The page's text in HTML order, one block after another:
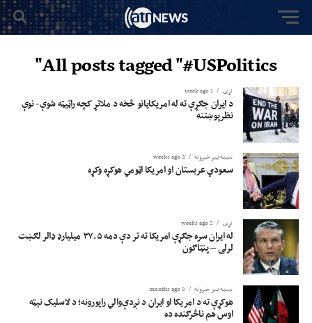
All posts tagged "#USPolitics"
نړۍ 1 week ago
د ایران جګړې ته له امریکایانو څخه د ملاتړ کچه راټیټه شوې- نوې
نظرپوښتنه
سیمه ییز خبرونه 2 weeks ago
سعودي عربستان او امریکا اټومي هوکړه وکړه
نړۍ 2 weeks ago
له ایران سره جګړې امریکا ته تر دې دمه ۳۷.۵ میلیارډ ډالر لګښت
لرلی – پنټاګون
سیمه ییز خبرونه 2 months ago
هوکړې ته د امریکا او ایران د نږدې‌والي راپورونه؛ د لاسلیک نېټه
اوس هم ناڅرګنده ده